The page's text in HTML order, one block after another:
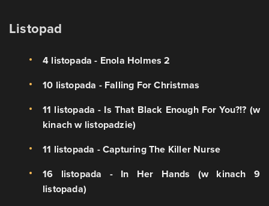
Listopad
4 listopada - Enola Holmes 2
10 listopada - Falling For Christmas
11 listopada - Is That Black Enough For You?!? (w
kinach w listopadzie)
11 listopada - Capturing The Killer Nurse
16 listopada - In Her Hands (w kinach 9
listopada)